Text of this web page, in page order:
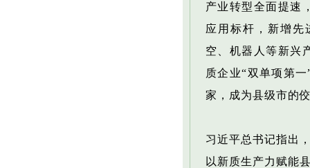
产业转型全面提速
应用标杆，新增先
空、机器人等新兴
质企业“双单项第
家，成为县级市的
习近平总书记指出
以新质生产力赋能